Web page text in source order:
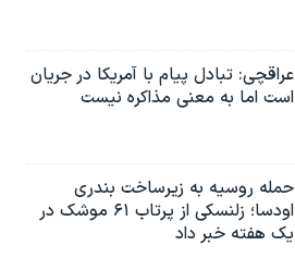
عراقچی: تبادل پیام با آمریکا در جریان
است اما به معنی مذاکره نیست
حمله روسیه به زیرساخت بندری
اودسا؛ زلنسکی از پرتاب ۶۱ موشک در
یک هفته خبر داد